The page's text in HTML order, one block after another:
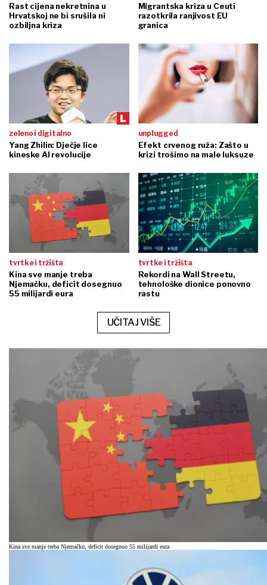
Rast cijena nekretnina u
Hrvatskoj ne bi srušila ni
ozbiljna kriza
Migrantska kriza u Ceuti
razotkrila ranjivost EU
granica
zeleno i digitalno
Yang Zhilin: Dječje lice
kineske AI revolucije
unplugged
Efekt crvenog ruža: Zašto u
krizi trošimo na male luksuze
tvrtke i tržišta
Kina sve manje treba
Njemačku, deficit dosegnuo
55 milijardi eura
tvrtke i tržišta
Rekordi na Wall Streetu,
tehnološke dionice ponovno
rastu
UČITAJ VIŠE
Kina sve manje treba Njemačku, deficit dosegnuo 55 milijardi eura